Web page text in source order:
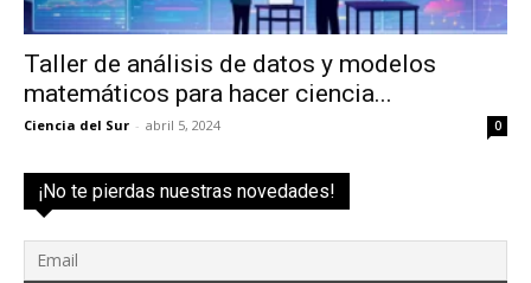
Taller de análisis de datos y modelos
matemáticos para hacer ciencia...
Ciencia del Sur - abril 5, 2024 0
¡No te pierdas nuestras novedades!